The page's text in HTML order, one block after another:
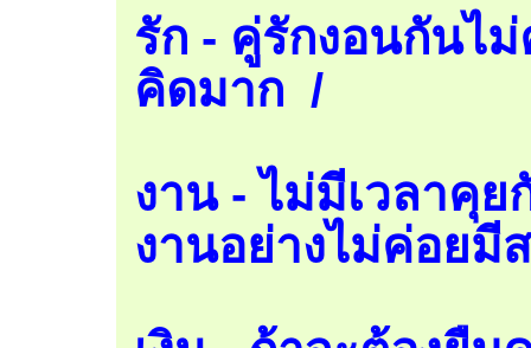
รัก - คู่รักงอนกันไ
คิดมาก /
งาน - ไม่มีเวลาคุย
งานอย่างไม่ค่อยมี